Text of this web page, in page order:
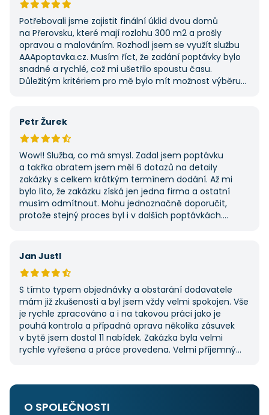
Potřebovali jsme zajistit finální úklid dvou domů
na Přerovsku, které mají rozlohu 300 m2 a prošly
opravou a malováním. Rozhodl jsem se využít službu
AAApoptavka.cz. Musím říct, že zadání poptávky bylo
snadné a rychlé, což mi ušetřilo spoustu času.
Důležitým kritériem pro mě bylo mít možnost výběru
první, ale se službou jsem byl spokojený, protože mi
a příště jejich službu využiji znovu.
Petr Žurek
Wow!! Služba, co má smysl. Zadal jsem poptávku
a takřka obratem jsem měl 6 dotazů na detaily
zakázky s celkem krátkým termínem dodání. Až mi
bylo líto, že zakázku získá jen jedna firma a ostatní
musím odmítnout. Mohu jednoznačně doporučit,
protože stejný proces byl i v dalších poptávkách.
Jan Justl
S tímto typem objednávky a obstarání dodavatele
mám již zkušenosti a byl jsem vždy velmi spokojen. Vše
je rychle zpracováno a i na takovou práci jako je
pouhá kontrola a případná oprava několika zásuvek
v bytě jsem dostal 11 nabídek. Zakázka byla velmi
rychle vyřešena a práce provedena. Velmi příjemný
po všech stránkách plně spolehnout.
O SPOLEČNOSTI